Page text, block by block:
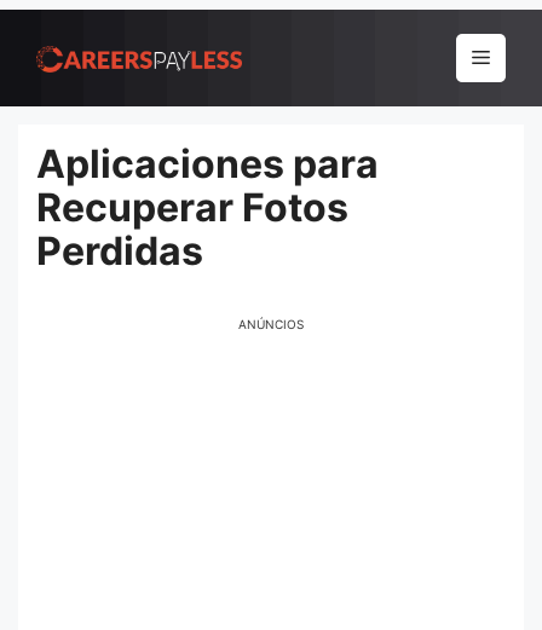
para
conteúdo
Menu
Aplicaciones para
Recuperar Fotos
Perdidas
ANÚNCIOS